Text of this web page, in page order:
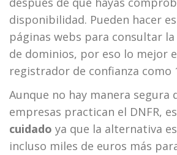
disponibilidad. Pueden hacer
páginas webs para consultar
de dominios, por eso lo mejor
registrador de confianza como
Aunque no hay manera segura
empresas practican el DNFR,
cuidado ya que la alternativa
incluso miles de euros más